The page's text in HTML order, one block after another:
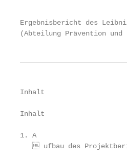
Ergebnisbericht des
(Abteilung Prävention und
Inhalt
Inhalt
1. A
 ufbau des